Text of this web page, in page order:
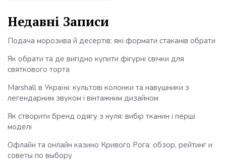
Недавні Записи
Подача морозива й десертів: які формати стаканів обрати
Як обрати та де вигідно купити фігурні свічки для
святкового торта
Marshall в Україні: культові колонки та навушники з
легендарним звуком і вінтажним дизайном
Як створити бренд одягу з нуля: вибір тканин і перші
моделі
Офлайн та онлайн казино Кривого Рога: обзор, рейтинг и
советы по выбору